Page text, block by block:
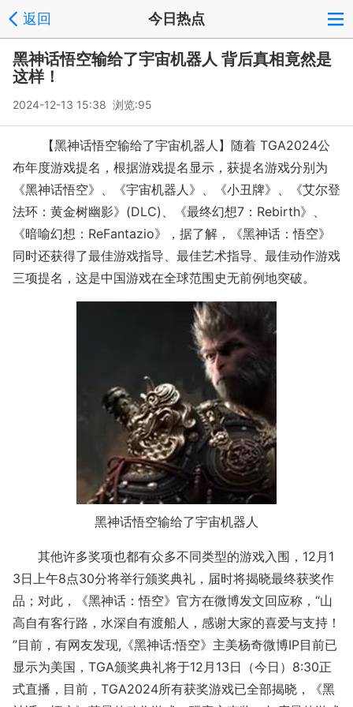
返回 今日热点
黑神话悟空输给了宇宙机器人 背后真相竟然是
这样！
2024-12-13 15:38 浏览:95
【黑神话悟空输给了宇宙机器人】随着 TGA2024公
布年度游戏提名，根据游戏提名显示，获提名游戏分别为
《黑神话悟空》、《宇宙机器人》、《小丑牌》、《艾尔登
法环：黄金树幽影》(DLC)、《最终幻想7：Rebirth》、
《暗喻幻想：ReFantazio》，据了解，《黑神话：悟空》
同时还获得了最佳游戏指导、最佳艺术指导、最佳动作游戏
三项提名，这是中国游戏在全球范围史无前例地突破。
黑神话悟空输给了宇宙机器人
其他许多奖项也都有众多不同类型的游戏入围，12月1
3日上午8点30分将举行颁奖典礼，届时将揭晓最终获奖作
品；对此，《黑神话：悟空》官方在微博发文回应称，“山
高自有客行路，水深自有渡船人，感谢大家的喜爱与支持！
”目前，有网友发现,《黑神话:悟空》主美杨奇微博IP目前已
显示为美国，TGA颁奖典礼将于12月13日（今日）8:30正
式直播，目前，TGA2024所有获奖游戏已全部揭晓，《黑